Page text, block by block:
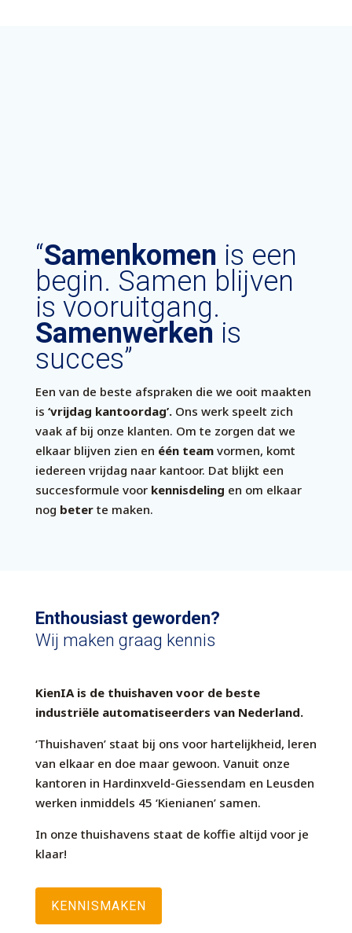
“Samenkomen is een
begin. Samen blijven
is vooruitgang.
Samenwerken is
succes”
Een van de beste afspraken die we ooit maakten
is ‘vrijdag kantoordag’.Ons werk speelt zich
vaak af bij onze klanten. Om te zorgen dat we
elkaar blijven zien en één teamvormen, komt
iedereen vrijdag naar kantoor. Dat blijkt een
succesformule voor kennisdeling en om elkaar
nog beterte maken.
Enthousiast geworden?
Wij maken graag kennis
KienIA is de thuishaven voor de beste
industriële automatiseerders van Nederland.
‘Thuishaven’ staat bij ons voor hartelijkheid, leren
van elkaar en doe maar gewoon. Vanuit onze
kantoren in Hardinxveld-Giessendam en Leusden
werken inmiddels 45 ‘Kienianen’ samen.
In onze thuishavens staat de koffie altijd voor je
klaar!
KENNISMAKEN